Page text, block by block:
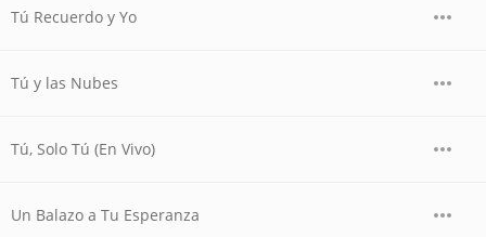
Tú Recuerdo y Yo
Tú y las Nubes
Tú, Solo Tú (En Vivo)
Un Balazo a Tu Esperanza